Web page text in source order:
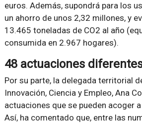
euros. Además, supondrá para los
un ahorro de unos 2,32 millones, y
13.465 toneladas de CO2 al año
consumida en 2.967 hogares).
48 actuaciones
Por su parte, la delegada territorial
Innovación, Ciencia y Empleo, Ana
actuaciones que se pueden acoger
Así, ha comentado que, entre las